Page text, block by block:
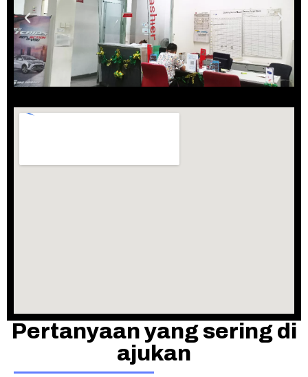
Pertanyaan yang sering di
ajukan